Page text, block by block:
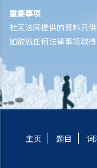
2. 如该名女童当时并不
责任？
我可否脱罪？
4. 如果是女童提出要跟
是否犯法？
1. 如果该名儿童对我
2. 如我没有不道德的
重要事项
社区法网提供的资料只
如欲就任何法律事项取
主页 题目 词